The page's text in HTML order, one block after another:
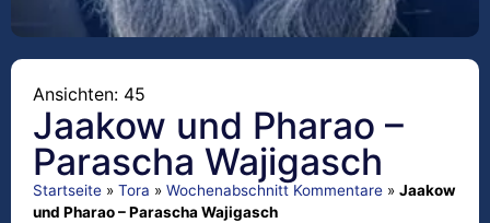
Ansichten: 45
Jaakow und Pharao –
Parascha Wajigasch
Startseite » Tora » Wochenabschnitt Kommentare » Jaakow
und Pharao – Parascha Wajigasch